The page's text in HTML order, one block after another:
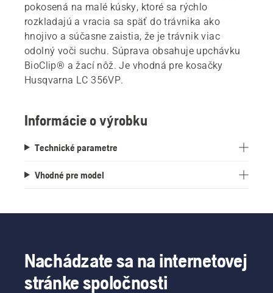
pokosená na malé kúsky, ktoré sa rýchlo
rozkladajú a vracia sa späť do trávnika ako
hnojivo a súčasne zaistia, že je trávnik viac
odolný voči suchu. Súprava obsahuje upchávku
BioClip® a žací nôž. Je vhodná pre kosačky
Husqvarna LC 356VP.
Informácie o výrobku
Technické parametre
Vhodné pre model
Nachádzate sa na internetovej
stránke spoločnosti